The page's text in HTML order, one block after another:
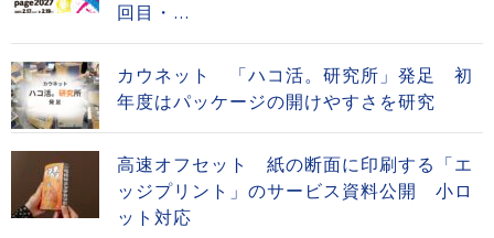
回目・...
カウネット 「ハコ活。研究所」発足 初
年度はパッケージの開けやすさを研究
高速オフセット 紙の断面に印刷する「エ
ッジプリント」のサービス資料公開 小ロ
ット対応